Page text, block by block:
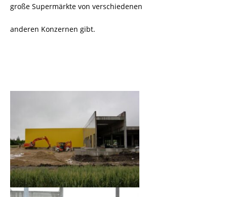
große Supermärkte von verschiedenen
anderen Konzernen gibt.